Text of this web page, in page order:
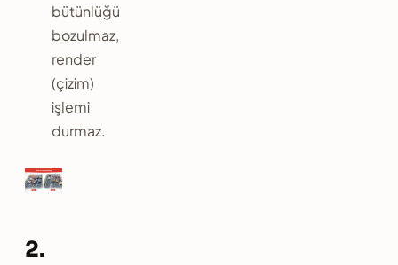
bütünlüğü
bozulmaz,
render
(çizim)
işlemi
durmaz.
2.